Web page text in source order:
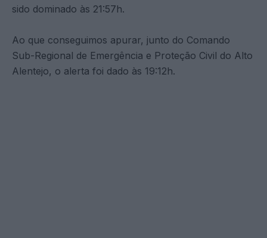
sido dominado às 21:57h.
Ao que conseguimos apurar, junto do Comando
Sub-Regional de Emergência e Proteção Civil do Alto
Alentejo, o alerta foi dado às 19:12h.